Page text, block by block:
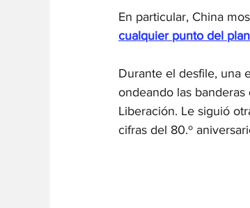
En particular, China
cualquier punto del
Durante el desfile, una
ondeando las
Liberación. Le siguió
cifras del 80.º